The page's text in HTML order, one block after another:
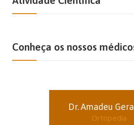
Conheça os nossos
Dr. Amadeu
Ortopedia